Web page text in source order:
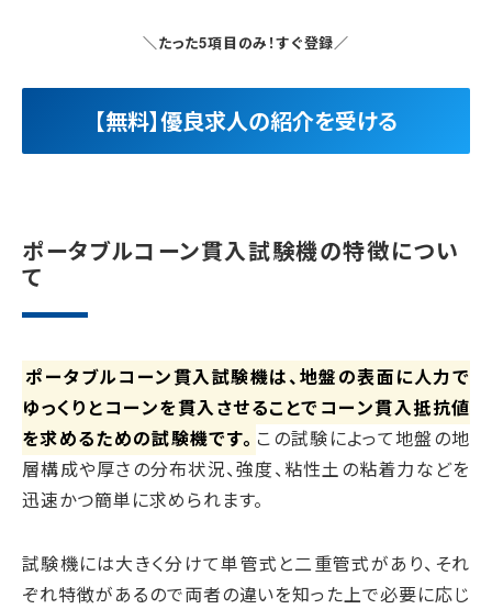
＼たった5項目のみ！すぐ登録／
【無料】優良求人の紹介を受ける
ポータブルコーン貫入試験機の特徴につい
て
ポータブルコーン貫入試験機は、地盤の表面に人力で
ゆっくりとコーンを貫入させることでコーン貫入抵抗値
を求めるための試験機です。 この試験によって地盤の地
層構成や厚さの分布状況、強度、粘性土の粘着力などを
迅速かつ簡単に求められます。
試験機には大きく分けて単管式と二重管式があり、それ
ぞれ特徴があるので両者の違いを知った上で必要に応じ